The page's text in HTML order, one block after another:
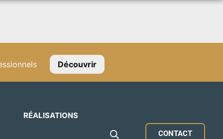
Découvrir
RÉALISATIONS
CONTACT